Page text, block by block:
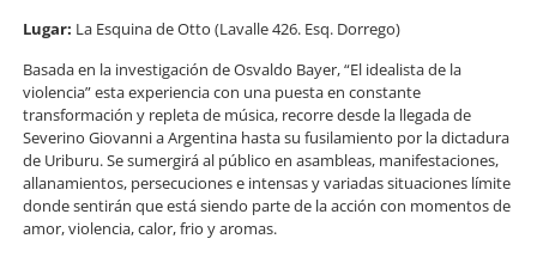
Lugar: La Esquina de Otto (Lavalle 426. Esq. Dorrego)
Basada en la investigación de Osvaldo Bayer, “El idealista de la
violencia” esta experiencia con una puesta en constante
transformación y repleta de música, recorre desde la llegada de
Severino Giovanni a Argentina hasta su fusilamiento por la dictadura
de Uriburu. Se sumergirá al público en asambleas, manifestaciones,
allanamientos, persecuciones e intensas y variadas situaciones límite
donde sentirán que está siendo parte de la acción con momentos de
amor, violencia, calor, frio y aromas.